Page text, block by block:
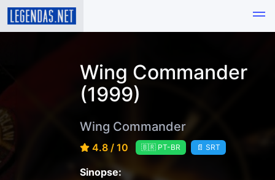
Wing Commander
(1999)
Wing Commander
4.8 / 10 🇧🇷 PT-BR 📄 SRT
Sinopse: